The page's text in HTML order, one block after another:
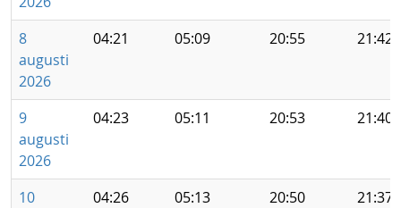
8
augusti
2026
04:21 05:09 20:55 21:42
9
augusti
2026
04:23 05:11 20:53 21:40
10
04:26 05:13 20:50 21:37